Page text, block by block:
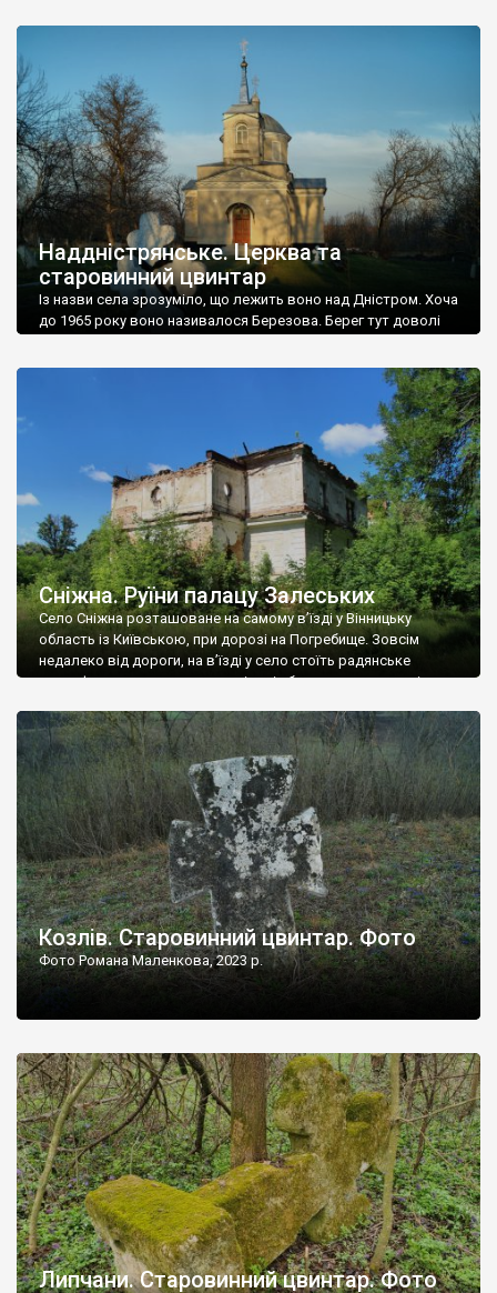
старовинний цвинтар із кам’яними хрестами. Всі епітафії, які
збереглися, написані кирилицею, церковнослов’янською
мовою. За всіма традиційними ознаками – цвинтар
український. Хрести датуються 19 століттям. У 1924-1940
роках Болган […]
Наддністрянське. Церква та
старовинний цвинтар
Із назви села зрозуміло, що лежить воно над Дністром. Хоча
до 1965 року воно називалося Березова. Берег тут доволі
Наддністрянське відрізняється від більшості навколишніх
сіл. У селі є мурована Михайлівська церква. Точної дати […]
Сніжна. Руїни палацу Залеських
Село Сніжна розташоване на самому в’їзді у Вінницьку
область із Київською, при дорозі на Погребище. Зовсім
недалеко від дороги, на в’їзді у село стоїть радянське
рельєфне пано, яке показує жінку і яблуню, а трохи далі, десь
не видно, але видно дві стареньких колії у траві – […]
Козлів. Старовинний цвинтар. Фото
Фото Романа Маленкова, 2023 р.
Липчани. Старовинний цвинтар. Фото